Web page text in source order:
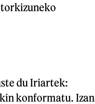
du Iriartek:
konformatu. Izan